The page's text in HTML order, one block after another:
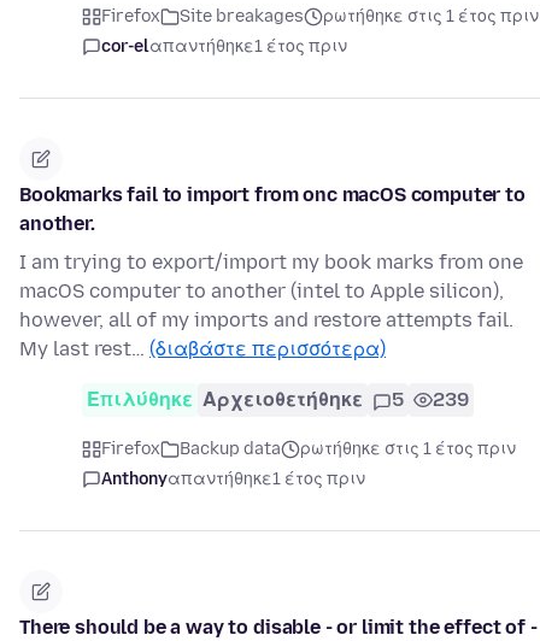
Firefox Site breakages
ρωτήθηκε στις 1 έτος πριν
cor-elαπαντήθηκε1 έτος πριν
Bookmarks fail to import from onc macOS computer to
another.
I am trying to export/import my book marks from one
macOS computer to another (intel to Apple silicon),
however, all of my imports and restore attempts fail.
My last rest… (διαβάστε περισσότερα)
Επιλύθηκε Αρχειοθετήθηκε 5 239
Firefox Backup data
ρωτήθηκε στις 1 έτος πριν
Anthonyαπαντήθηκε1 έτος πριν
There should be a way to disable - or limit the effect of -